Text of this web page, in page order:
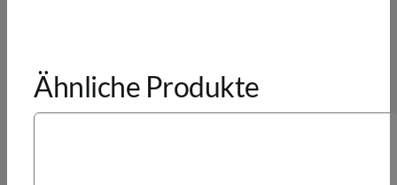
Ähnliche Produkte